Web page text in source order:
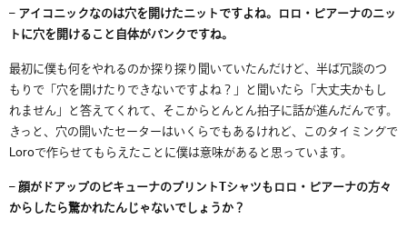
– アイコニックなのは穴を開けたニットですよね。ロロ・ピアーナのニッ
トに穴を開けること自体がパンクですね。
最初に僕も何をやれるのか探り探り聞いていたんだけど、半ば冗談のつ
もりで「穴を開けたりできないですよね？」と聞いたら「大丈夫かもし
れません」と答えてくれて、そこからとんとん拍子に話が進んだんです。
きっと、穴の開いたセーターはいくらでもあるけれど、このタイミングで
Loroで作らせてもらえたことに僕は意味があると思っています。
– 顔がドアップのビキューナのプリントTシャツもロロ・ピアーナの方々
からしたら驚かれたんじゃないでしょうか？